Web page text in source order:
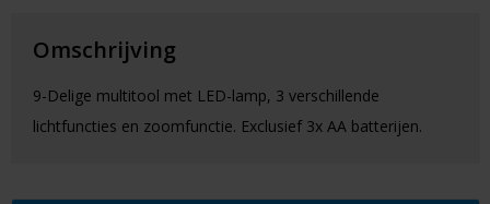
Omschrijving
9-Delige multitool met LED-lamp, 3 verschillende
lichtfuncties en zoomfunctie. Exclusief 3x AA batterijen.